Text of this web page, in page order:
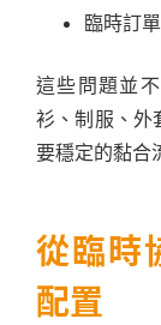
臨時訂
這些問題並
衫、制服、外
要穩定的黏合
從臨時
配置